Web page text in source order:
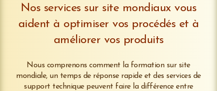
Nos services sur site mondiaux vous
aident à optimiser vos procédés et à
améliorer vos produits
Nous comprenons comment la formation sur site
mondiale, un temps de réponse rapide et des services de
support technique peuvent faire la différence entre